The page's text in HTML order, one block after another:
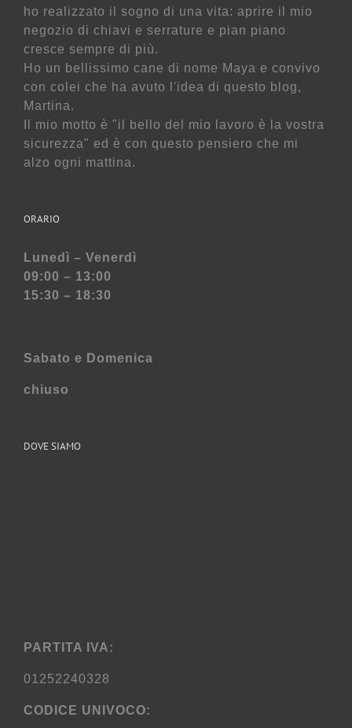
ho realizzato il sogno di una vita: aprire il mio
negozio di chiavi e serrature e pian piano
cresce sempre di più.
Ho un bellissimo cane di nome Maya e convivo
con colei che ha avuto l'idea di questo blog,
Martina.
Il mio motto è "il bello del mio lavoro è la vostra
sicurezza" ed è con questo pensiero che mi
alzo ogni mattina.
ORARIO
Lunedì – Venerdì
09:00 – 13:00
15:30 – 18:30
Sabato e Domenica
chiuso
DOVE SIAMO
PARTITA IVA:
01252240328
CODICE UNIVOCO: